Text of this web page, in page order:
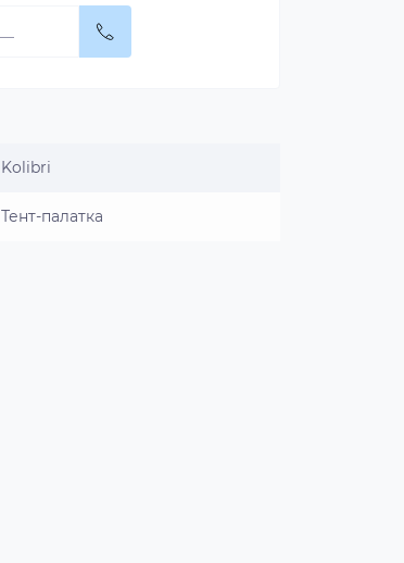
Kolibri
Тент-палатка